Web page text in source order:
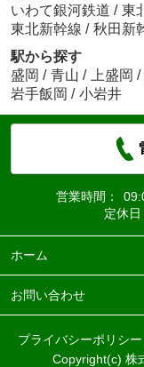
いわて銀河鉄道 / 東
東北新幹線 / 秋田新
駅から探す
盛岡 / 青山 / 上盛岡 /
岩手飯岡 / 小岩井
営業時間：
定休日
ホーム
お問い合わせ
プライバシーポリシー
Copyright(c) 株